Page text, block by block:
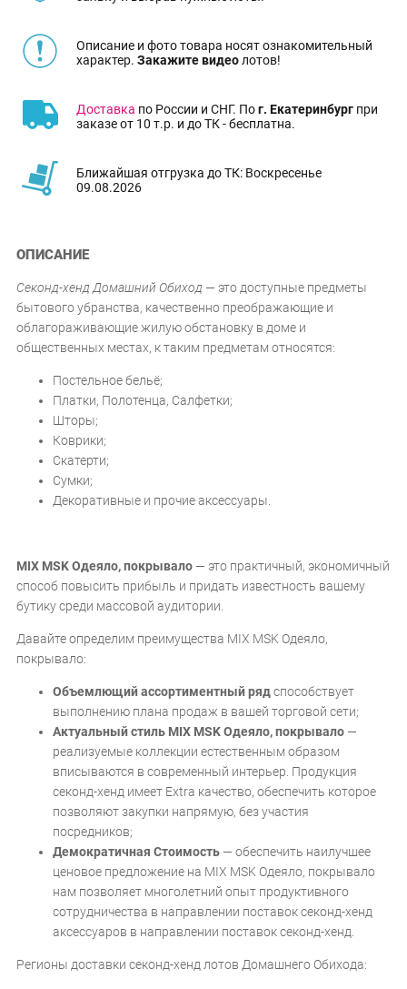
Описание и фото товара носят ознакомительный
характер. Закажите видеолотов!
Доставка по России и СНГ. Пог. Екатеринбург при
заказе от 10 т.р. и до ТК - бесплатна.
Ближайшая отгрузка до ТК: Воскресенье
09.08.2026
ОПИСАНИЕ
Секонд-хенд Домашний Обиход — это доступные предметы
бытового убранства, качественно преображающие и
облагораживающие жилую обстановку в доме и
общественных местах, к таким предметам относятся:
Постельное бельё;
Платки, Полотенца, Салфетки;
Шторы;
Коврики;
Скатерти;
Сумки;
Декоративные и прочие аксессуары.
MIX MSK Одеяло, покрывало — это практичный, экономичный
способ повысить прибыль и придать известность вашему
бутику среди массовой аудитории.
Давайте определим преимущества MIX MSK Одеяло,
покрывало:
Объемлющий ассортиментный рядспособствует
выполнению плана продаж в вашей торговой сети;
Актуальный стиль MIX MSK Одеяло, покрывало —
реализуемые коллекции естественным образом
вписываются в современный интерьер. Продукция
секонд-хенд имеет Extra качество, обеспечить которое
позволяют закупки напрямую, без участия
посредников;
Демократичная Стоимость — обеспечить наилучшее
ценовое предложение на MIX MSK Одеяло, покрывало
нам позволяет многолетний опыт продуктивного
сотрудничества в направлении поставок секонд-хенд
аксессуаров в направлении поставок секонд-хенд.
Регионы доставки секонд-хенд лотов Домашнего Обихода: